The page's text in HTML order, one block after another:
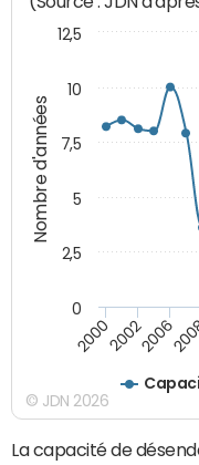
Nombre d'années
200020022006
0
2,5
5
7,5
10
12,5
© JDN 2026
La capacité de